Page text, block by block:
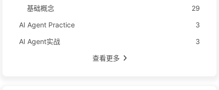
基础概念
29
AI Agent Practice
3
AI Agent实战
3
查看更多